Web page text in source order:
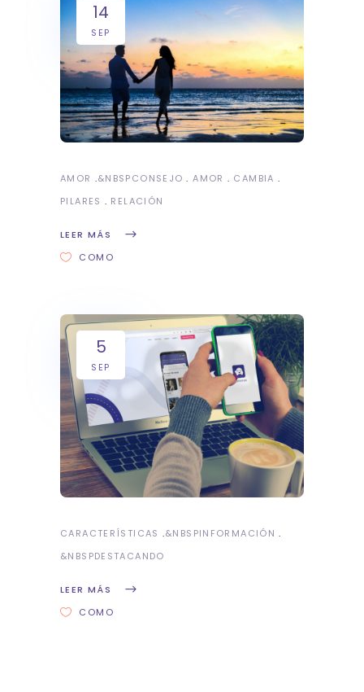
14
SEP
AMOR &NBSPCONSEJO AMOR
CAMBIA
PILARES
RELACIÓN
LEER MÁS
COMO
5
SEP
CARACTERÍSTICAS &NBSPINFORMACIÓN
&NBSPDESTACANDO
LEER MÁS
COMO